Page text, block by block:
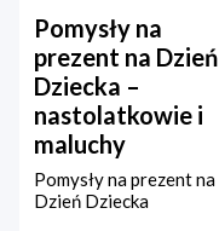
Pomysły na
prezent na Dzień
Dziecka –
nastolatkowie i
maluchy
Pomysły na prezent na
Dzień Dziecka